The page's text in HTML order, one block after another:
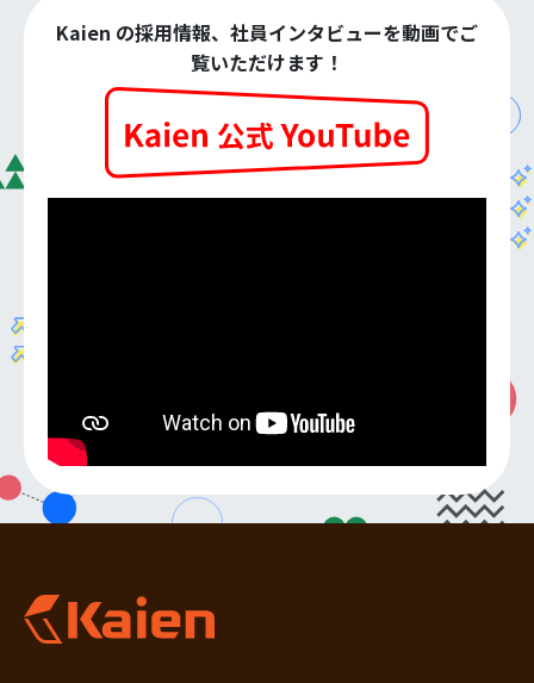
Kaien の採用情報、社員インタビューを動画でご
覧いただけます！